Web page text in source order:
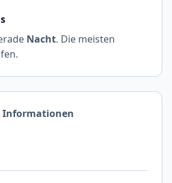
Nacht. Die meisten
Informationen